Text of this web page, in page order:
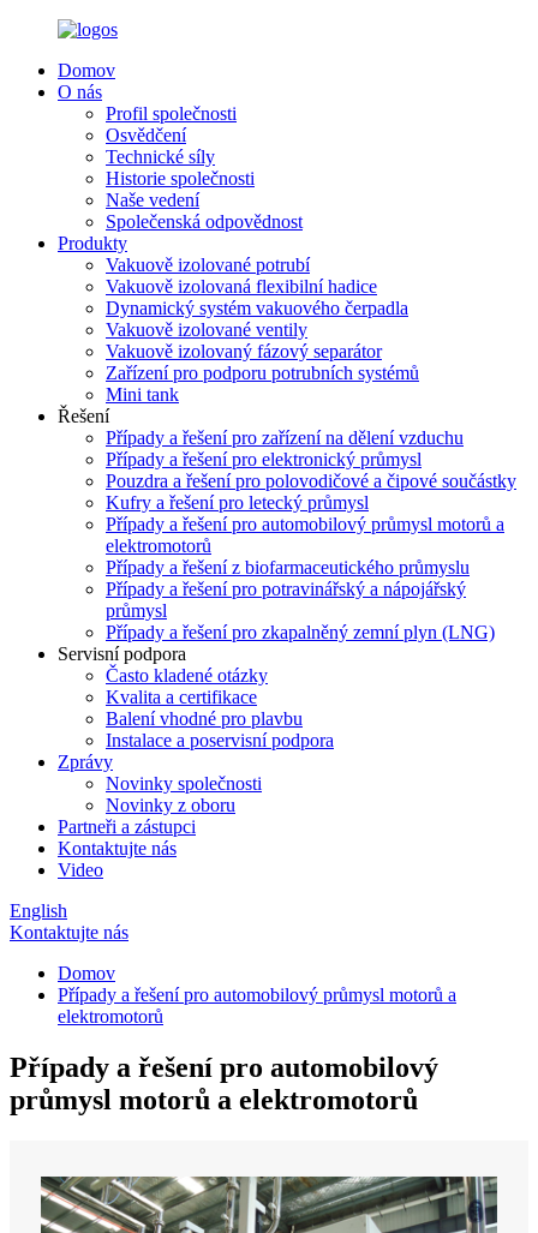
Domov
O nás
Profil společnosti
Osvědčení
Technické síly
Historie společnosti
Naše vedení
Společenská odpovědnost
Produkty
Vakuově izolované potrubí
Vakuově izolovaná flexibilní hadice
Dynamický systém vakuového čerpadla
Vakuově izolované ventily
Vakuově izolovaný fázový separátor
Zařízení pro podporu potrubních systémů
Mini tank
Řešení
Případy a řešení pro zařízení na dělení vzduchu
Případy a řešení pro elektronický průmysl
Pouzdra a řešení pro polovodičové a čipové součástky
Kufry a řešení pro letecký průmysl
Případy a řešení pro automobilový průmysl motorů a
elektromotorů
Případy a řešení z biofarmaceutického průmyslu
Případy a řešení pro potravinářský a nápojářský
průmysl
Případy a řešení pro zkapalněný zemní plyn (LNG)
Servisní podpora
Často kladené otázky
Kvalita a certifikace
Balení vhodné pro plavbu
Instalace a poservisní podpora
Zprávy
Novinky společnosti
Novinky z oboru
Partneři a zástupci
Kontaktujte nás
Video
English
Kontaktujte nás
Domov
Případy a řešení pro automobilový průmysl motorů a
elektromotorů
Případy a řešení pro automobilový
průmysl motorů a elektromotorů